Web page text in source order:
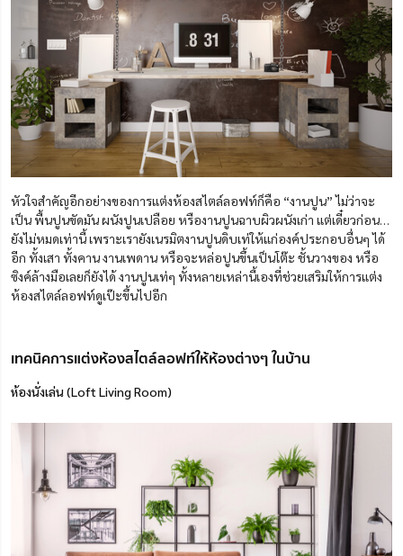
หัวใจสำคัญอีกอย่างของการแต่งห้องสไตล์ลอฟท์ก็คือ “งานปูน” ไม่ว่าจะ
เป็น พื้นปูนขัดมัน ผนังปูนเปลือย หรืองานปูนฉาบผิวผนังเก่า แต่เดี๋ยวก่อน…
ยังไม่หมดเท่านี้ เพราะเรายังเนรมิตงานปูนดิบเท่ให้แก่องค์ประกอบอื่นๆ ได้
อีก ทั้งเสา ทั้งคาน งานเพดาน หรือจะหล่อปูนขึ้นเป็นโต๊ะ ชั้นวางของ หรือ
ซิงค์ล้างมือเลยก็ยังได้ งานปูนเท่ๆ ทั้งหลายเหล่านี้เองที่ช่วยเสริมให้การแต่ง
ห้องสไตล์ลอฟท์ดูเป๊ะขึ้นไปอีก
เทคนิคการแต่งห้องสไตล์ลอฟท์ให้ห้องต่างๆ ในบ้าน
ห้องนั่งเล่น (Loft Living Room)